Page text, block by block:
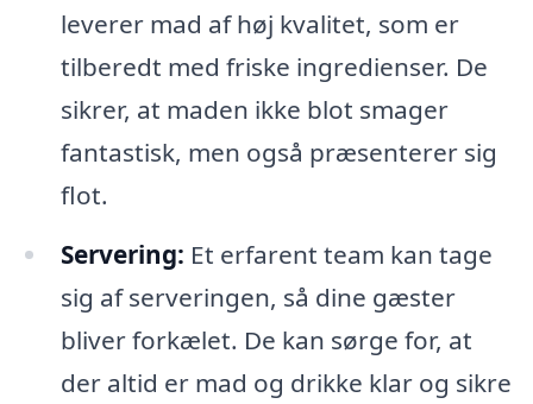
leverer mad af høj kvalitet, som er
tilberedt med friske ingredienser. De
sikrer, at maden ikke blot smager
fantastisk, men også præsenterer sig
flot.
Servering: Et erfarent team kan tage
sig af serveringen, så dine gæster
bliver forkælet. De kan sørge for, at
der altid er mad og drikke klar og sikre